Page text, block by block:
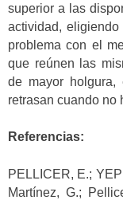
superior a las
actividad,
problema con el
que reúnen las
de mayor
retrasan cuando no
Referencias:
PELLICER, E.;
Martínez, G.;